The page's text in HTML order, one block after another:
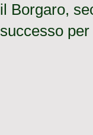
il Borgaro,
successo